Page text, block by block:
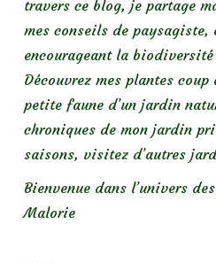
travers ce blog, je partage
mes conseils de paysagiste,
encourageant la
Découvrez mes plantes
petite faune d’un jardin
chroniques de mon jardin
saisons, visitez d’autres
Bienvenue dans l’univers
Malorie